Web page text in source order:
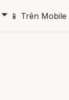
🞃 📱 Trên Mobile